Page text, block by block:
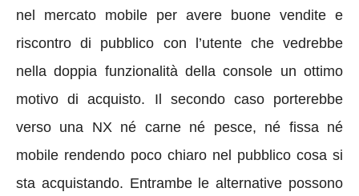
nel mercato mobile per avere buone vendite e
riscontro di pubblico con l’utente che vedrebbe
nella doppia funzionalità della console un ottimo
motivo di acquisto. Il secondo caso porterebbe
verso una NX né carne né pesce, né fissa né
mobile rendendo poco chiaro nel pubblico cosa si
sta acquistando. Entrambe le alternative possono